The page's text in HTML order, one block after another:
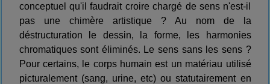
conceptuel qu'il faudrait croire chargé de sens n'est-il
pas une chimère artistique ? Au nom de la
déstructuration le dessin, la forme, les harmonies
chromatiques sont éliminés. Le sens sans les sens ?
Pour certains, le corps humain est un matériau utilisé
picturalement (sang, urine, etc) ou statutairement en